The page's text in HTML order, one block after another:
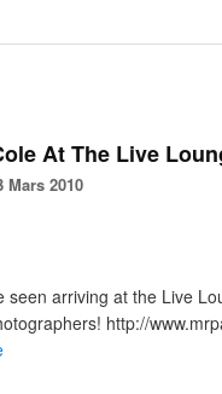
At The Live
Mars 2010
seen arriving at the Live
http://